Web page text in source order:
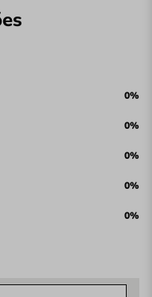
0%
0%
0%
0%
0%